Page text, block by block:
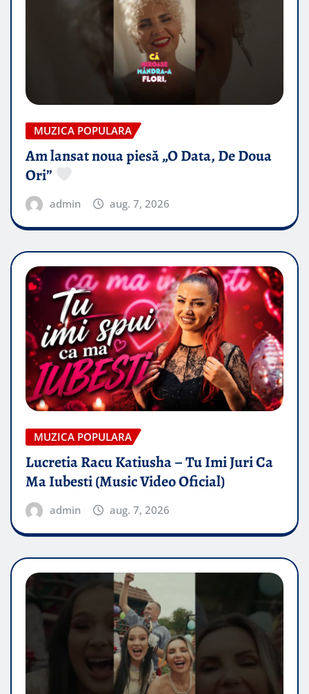
MUZICA POPULARA
Am lansat noua piesă „O Data, De Doua
Ori”
admin aug. 7, 2026
MUZICA POPULARA
Lucretia Racu Katiusha – Tu Imi Juri Ca
Ma Iubesti (Music Video Oficial)
admin aug. 7, 2026